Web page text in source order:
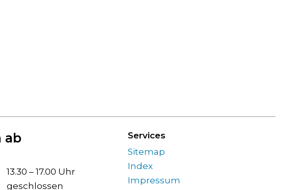
ab
Öffnungszeiten Nachmittag
13.30 – 17.00 Uhr
geschlossen
Services
Sitemap
Index
Impressum